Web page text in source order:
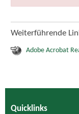
Weiterführende
Adobe Acrobat
Quicklinks